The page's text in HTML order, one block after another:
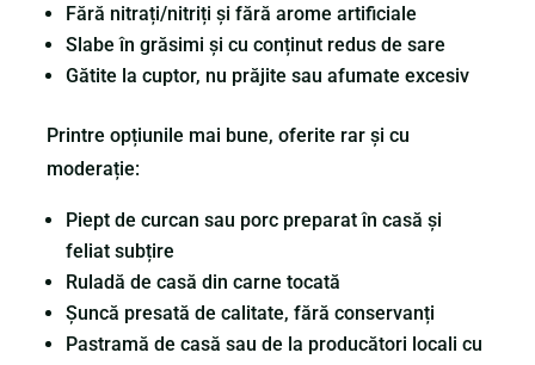
Fără nitrați/nitriți și fără arome artificiale
Slabe în grăsimi și cu conținut redus de sare
Gătite la cuptor, nu prăjite sau afumate excesiv
Printre opțiunile mai bune, oferite rar și cu
moderație:
Piept de curcan sau porc preparat în casă și
feliat subțire
Ruladă de casă din carne tocată
Șuncă presată de calitate, fără conservanți
Pastramă de casă sau de la producători locali cu